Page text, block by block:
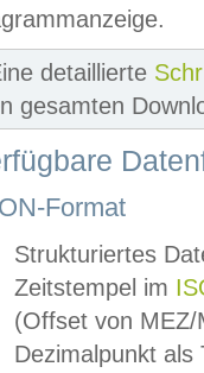
detaillierte
gesamten
Format
Strukturiertes
Zeitstempel im
(Offset von MEZ/
Dezimalpunkt als